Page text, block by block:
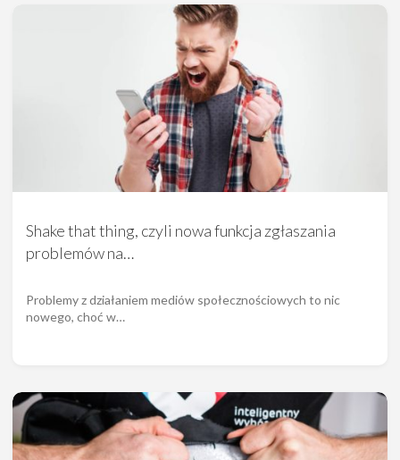
Shake that thing, czyli nowa funkcja zgłaszania
problemów na…
Problemy z działaniem mediów społecznościowych to nic
nowego, choć w…